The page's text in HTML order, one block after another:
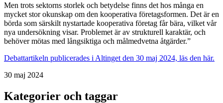
Men trots sektorns storlek och betydelse finns det hos många en
mycket stor okunskap om den kooperativa företagsformen. Det är en
börda som särskilt nystartade kooperativa företag får bära, vilket vår
nya undersökning visar. Problemet är av strukturell karaktär, och
behöver mötas med långsiktiga och målmedvetna åtgärder.”
Debattartikeln publicerades i Altinget den 30 maj 2024, läs den här.
30 maj 2024
Kategorier och taggar